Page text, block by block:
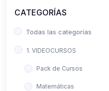
CATEGORÍAS
Todas las categorías
1. VIDEOCURSOS
Pack de Cursos
Matemáticas